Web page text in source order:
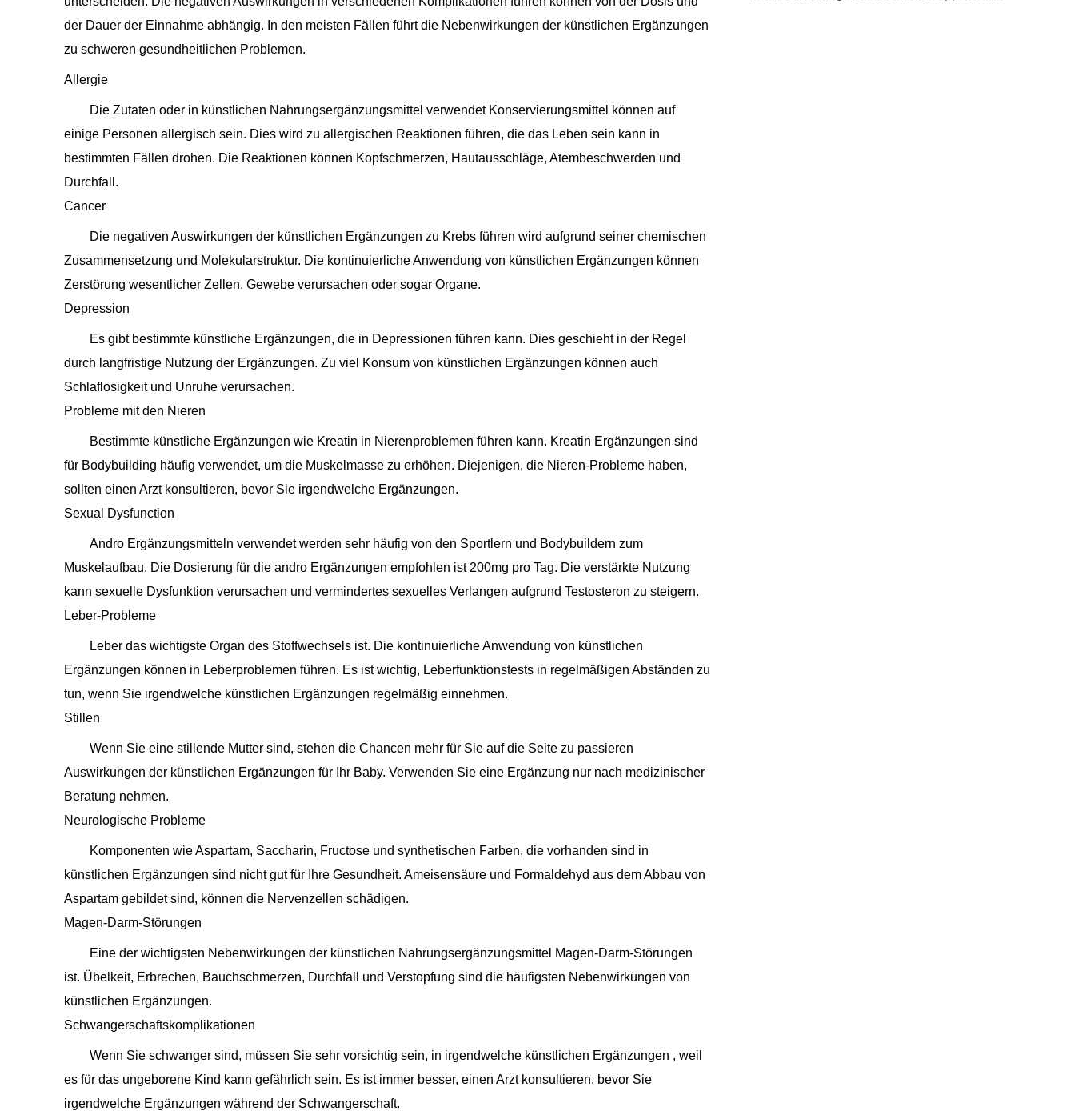
der Dauer der Einnahme abhängig. In den meisten Fällen führt die Nebenwirkungen der künstlichen Ergänzungen
zu schweren gesundheitlichen Problemen.
Allergie
Die Zutaten oder in künstlichen Nahrungsergänzungsmittel verwendet Konservierungsmittel können auf
einige Personen allergisch sein. Dies wird zu allergischen Reaktionen führen, die das Leben sein kann in
bestimmten Fällen drohen. Die Reaktionen können Kopfschmerzen, Hautausschläge, Atembeschwerden und
Durchfall.
Cancer
Die negativen Auswirkungen der künstlichen Ergänzungen zu Krebs führen wird aufgrund seiner chemischen
Zusammensetzung und Molekularstruktur. Die kontinuierliche Anwendung von künstlichen Ergänzungen können
Zerstörung wesentlicher Zellen, Gewebe verursachen oder sogar Organe.
Depression
Es gibt bestimmte künstliche Ergänzungen, die in Depressionen führen kann. Dies geschieht in der Regel
durch langfristige Nutzung der Ergänzungen. Zu viel Konsum von künstlichen Ergänzungen können auch
Schlaflosigkeit und Unruhe verursachen.
Probleme mit den Nieren
Bestimmte künstliche Ergänzungen wie Kreatin in Nierenproblemen führen kann. Kreatin Ergänzungen sind
für Bodybuilding häufig verwendet, um die Muskelmasse zu erhöhen. Diejenigen, die Nieren-Probleme haben,
sollten einen Arzt konsultieren, bevor Sie irgendwelche Ergänzungen.
Sexual Dysfunction
Andro Ergänzungsmitteln verwendet werden sehr häufig von den Sportlern und Bodybuildern zum
Muskelaufbau. Die Dosierung für die andro Ergänzungen empfohlen ist 200mg pro Tag. Die verstärkte Nutzung
kann sexuelle Dysfunktion verursachen und vermindertes sexuelles Verlangen aufgrund Testosteron zu steigern.
Leber-Probleme
Leber das wichtigste Organ des Stoffwechsels ist. Die kontinuierliche Anwendung von künstlichen
Ergänzungen können in Leberproblemen führen. Es ist wichtig, Leberfunktionstests in regelmäßigen Abständen zu
tun, wenn Sie irgendwelche künstlichen Ergänzungen regelmäßig einnehmen.
Stillen
Wenn Sie eine stillende Mutter sind, stehen die Chancen mehr für Sie auf die Seite zu passieren
Auswirkungen der künstlichen Ergänzungen für Ihr Baby. Verwenden Sie eine Ergänzung nur nach medizinischer
Beratung nehmen.
Neurologische Probleme
Komponenten wie Aspartam, Saccharin, Fructose und synthetischen Farben, die vorhanden sind in
künstlichen Ergänzungen sind nicht gut für Ihre Gesundheit. Ameisensäure und Formaldehyd aus dem Abbau von
Aspartam gebildet sind, können die Nervenzellen schädigen.
Magen-Darm-Störungen
Eine der wichtigsten Nebenwirkungen der künstlichen Nahrungsergänzungsmittel Magen-Darm-Störungen
ist. Übelkeit, Erbrechen, Bauchschmerzen, Durchfall und Verstopfung sind die häufigsten Nebenwirkungen von
künstlichen Ergänzungen.
Schwangerschaftskomplikationen
Wenn Sie schwanger sind, müssen Sie sehr vorsichtig sein, in irgendwelche künstlichen Ergänzungen , weil
es für das ungeborene Kind kann gefährlich sein. Es ist immer besser, einen Arzt konsultieren, bevor Sie
irgendwelche Ergänzungen während der Schwangerschaft.